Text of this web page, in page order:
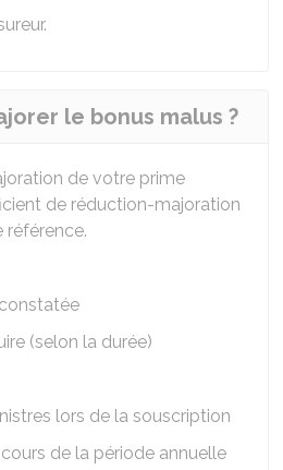
le bonus malus ?
de votre prime
de réduction-majoration
référence.
(selon la durée)
lors de la souscription
de la période annuelle